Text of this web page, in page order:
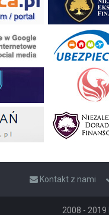
Kontakt z nami
2008 - 2019